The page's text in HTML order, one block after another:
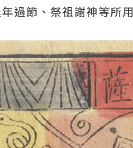
過節、祭祖謝神等所